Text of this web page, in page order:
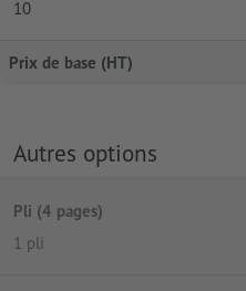
10
Prix de base (HT)
Autres options
Pli (4 pages)
1 pli